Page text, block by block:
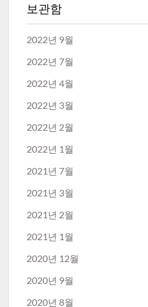
보관함
2022년 9월
2022년 7월
2022년 4월
2022년 3월
2022년 2월
2022년 1월
2021년 7월
2021년 3월
2021년 2월
2021년 1월
2020년 12월
2020년 9월
2020년 8월